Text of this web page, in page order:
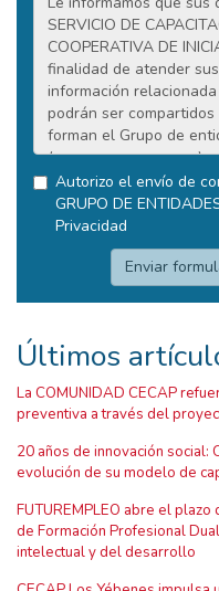
Autorizo el envío de
GRUPO DE
Privacidad
Últimos
La COMUNIDAD CECAP
preventiva a través del
20 años de innovación social:
evolución de su modelo de
FUTUREMPLEO abre el
de Formación Profesional
intelectual y del desarrollo